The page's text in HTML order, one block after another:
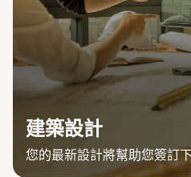
建築設計
您的最新設計將幫助您簽訂